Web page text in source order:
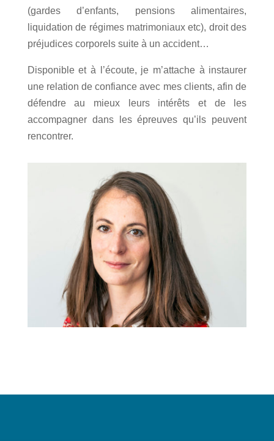
(gardes d’enfants, pensions alimentaires,
liquidation de régimes matrimoniaux etc), droit des
préjudices corporels suite à un accident…
Disponible et à l’écoute, je m’attache à instaurer
une relation de confiance avec mes clients, afin de
défendre au mieux leurs intérêts et de les
accompagner dans les épreuves qu’ils peuvent
rencontrer.